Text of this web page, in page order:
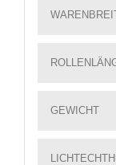
GEWICHT